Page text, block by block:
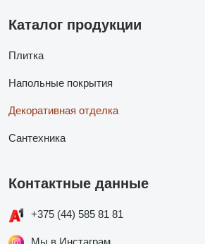
Каталог продукции
Плитка
Напольные покрытия
Декоративная отделка
Сантехника
Контактные данные
+375 (44) 585 81 81